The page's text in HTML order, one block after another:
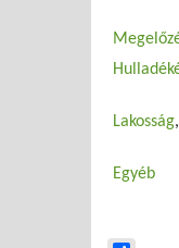
Lakosság
Egyéb